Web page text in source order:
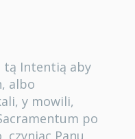
tą Intentią aby
albo
y mowili,
po
czyniąc Panu